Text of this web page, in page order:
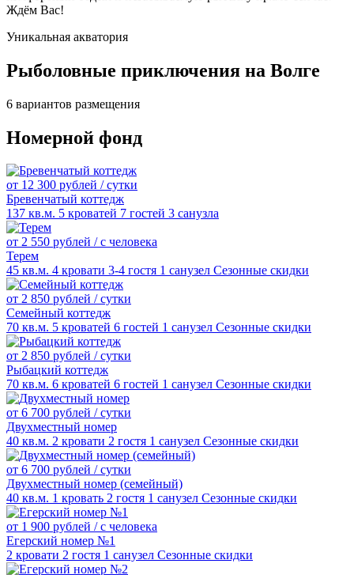
Ждём Вас!
Уникальная акватория
Рыболовные приключения на Волге
6 вариантов размещения
Номерной фонд
от 12 300 рублей / сутки
Бревенчатый коттедж
137 кв.м. 5 кроватей 7 гостей 3 санузла
от 2 550 рублей / с человека
Терем
45 кв.м. 4 кровати 3-4 гостя 1 санузел Сезонные скидки
от 2 850 рублей / сутки
Семейный коттедж
70 кв.м. 5 кроватей 6 гостей 1 санузел Сезонные скидки
от 2 850 рублей / сутки
Рыбацкий коттедж
70 кв.м. 6 кроватей 6 гостей 1 санузел Сезонные скидки
от 6 700 рублей / сутки
Двухместный номер
40 кв.м. 2 кровати 2 гостя 1 санузел Сезонные скидки
от 6 700 рублей / сутки
Двухместный номер (семейный)
40 кв.м. 1 кровать 2 гостя 1 санузел Сезонные скидки
от 1 900 рублей / с человека
Егерский номер №1
2 кровати 2 гостя 1 санузел Сезонные скидки